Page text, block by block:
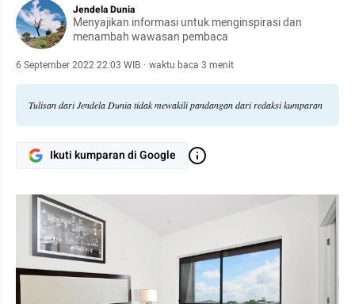
Jendela Dunia
Menyajikan informasi untuk menginspirasi dan
menambah wawasan pembaca
6 September 2022 22:03 WIB · waktu baca 3 menit
Tulisan dari Jendela Dunia tidak mewakili pandangan dari redaksi kumparan
Ikuti kumparan di Google